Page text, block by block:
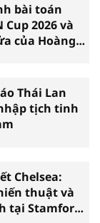
bài toán
2026 và
của Hoàng
Thái Lan
tịch tinh
Chelsea:
thuật và
tại Stamford